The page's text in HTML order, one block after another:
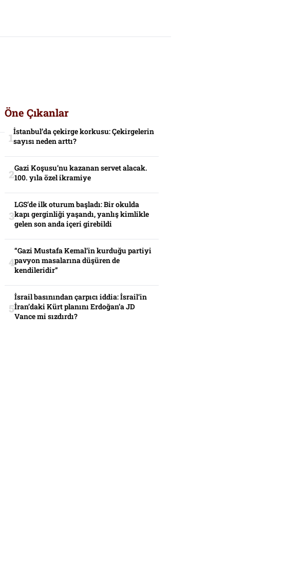
Öne Çıkanlar
İstanbul’da çekirge korkusu: Çekirgelerin
sayısı neden arttı?
Gazi Koşusu’nu kazanan servet alacak.
100. yıla özel ikramiye
LGS’de ilk oturum başladı: Bir okulda
kapı gerginliği yaşandı, yanlış kimlikle
gelen son anda içeri girebildi
“Gazi Mustafa Kemal’in kurduğu partiyi
pavyon masalarına düşüren de
kendileridir”
İsrail basınından çarpıcı iddia: İsrail’in
İran’daki Kürt planını Erdoğan’a JD
Vance mi sızdırdı?